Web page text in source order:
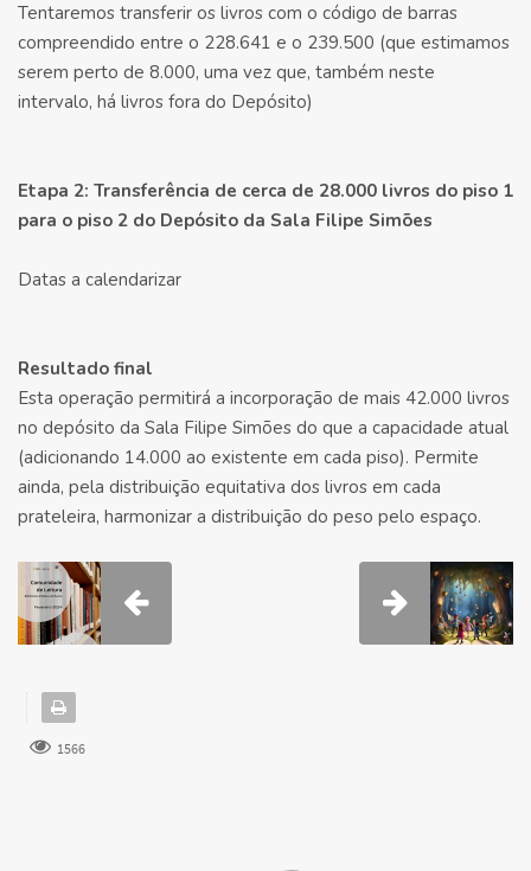
Tentaremos transferir os livros com o código de barras
compreendido entre o 228.641 e o 239.500 (que estimamos
serem perto de 8.000, uma vez que, também neste
intervalo, há livros fora do Depósito)
Etapa 2: Transferência de cerca de 28.000 livros do piso 1
para o piso 2 do Depósito da Sala Filipe Simões
Datas a calendarizar
Resultado final
Esta operação permitirá a incorporação de mais 42.000 livros
no depósito da Sala Filipe Simões do que a capacidade atual
(adicionando 14.000 ao existente em cada piso). Permite
ainda, pela distribuição equitativa dos livros em cada
prateleira, harmonizar a distribuição do peso pelo espaço.
1566